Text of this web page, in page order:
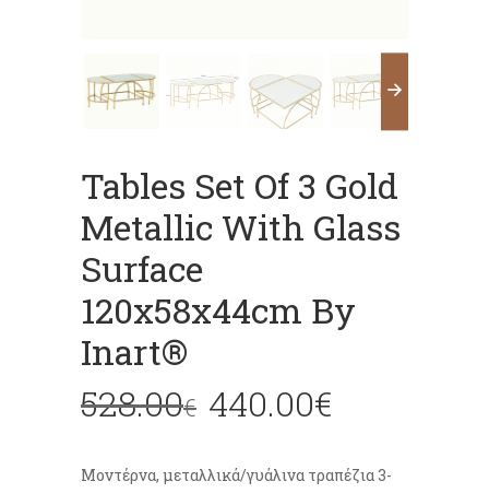
Tables Set Of 3 Gold
Metallic With Glass
Surface
120x58x44cm By
Inart®
528.00€ 440.00€
Μοντέρνα, μεταλλικά/γυάλινα τραπέζια 3-